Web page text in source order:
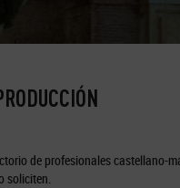
de profesionales castellano-
soliciten.